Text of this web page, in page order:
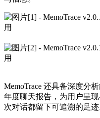
MemoTrace 还具备深度分
年度聊天报告，为用户呈
次对话都留下可追溯的足迹